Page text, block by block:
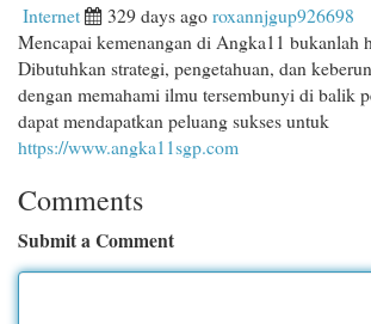
Internet 329 days agoroxannjgup926698
Mencapai kemenangan di Angka11 bukanlah
Dibutuhkan strategi, pengetahuan, dan
dengan memahami ilmu tersembunyi di balik
dapat mendapatkan peluang sukses untuk
https://www.angka11sgp.com
Comments
Submit a Comment